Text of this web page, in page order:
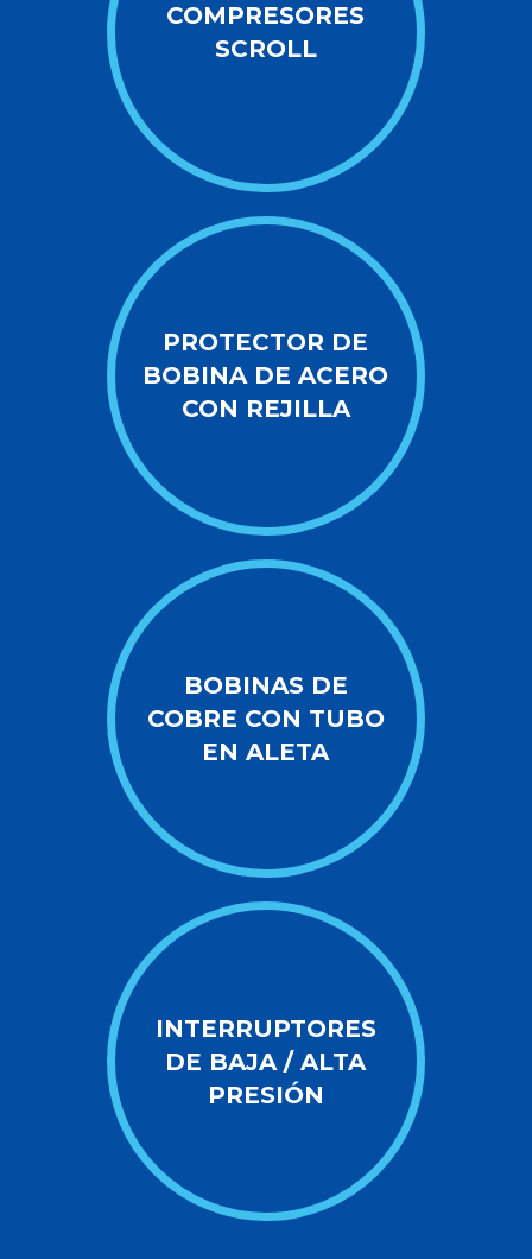
COMPRESORES
SCROLL
PROTECTOR DE
BOBINA DE ACERO
CON REJILLA
BOBINAS DE
COBRE CON TUBO
EN ALETA
INTERRUPTORES
DE BAJA / ALTA
PRESIÓN